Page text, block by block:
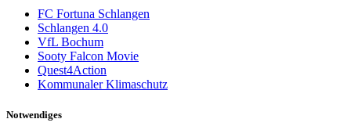
FC Fortuna Schlangen
Schlangen 4.0
VfL Bochum
Sooty Falcon Movie
Quest4Action
Kommunaler Klimaschutz
Notwendiges